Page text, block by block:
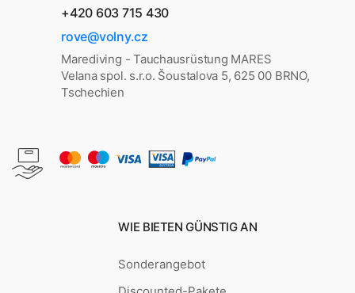
+420 603 715 430
rove@volny.cz
Marediving - Tauchausrüstung MARES
Velana spol. s.r.o. Šoustalova 5, 625 00 BRNO,
Tschechien
WIE BIETEN GÜNSTIG AN
Sonderangebot